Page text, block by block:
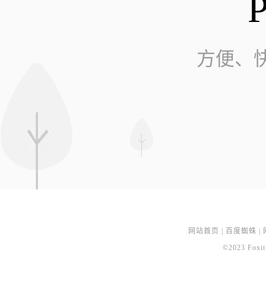
方便、
网站首页 百度蜘蛛
©2023 Foxit